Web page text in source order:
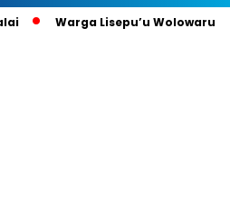
Warga Lisepu’u Wolowaru